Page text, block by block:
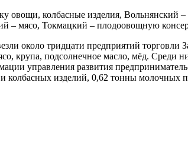
овощи, колбасные изделия,
– мясо, Токмацкий – плодоовощную
около тридцати предприятий торговли
крупа, подсолнечное масло, мёд.
управления развития
колбасных изделий, 0,62 тонны молочных